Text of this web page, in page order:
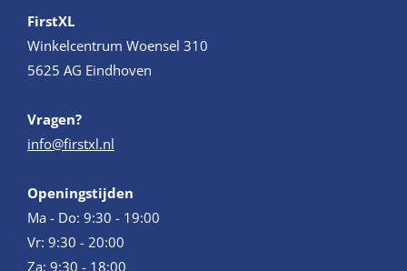
FirstXL
Winkelcentrum Woensel 310
5625 AG Eindhoven
Vragen?
info@firstxl.nl
Openingstijden
Ma - Do: 9:30 - 19:00
Vr: 9:30 - 20:00
Za: 9:30 - 18:00